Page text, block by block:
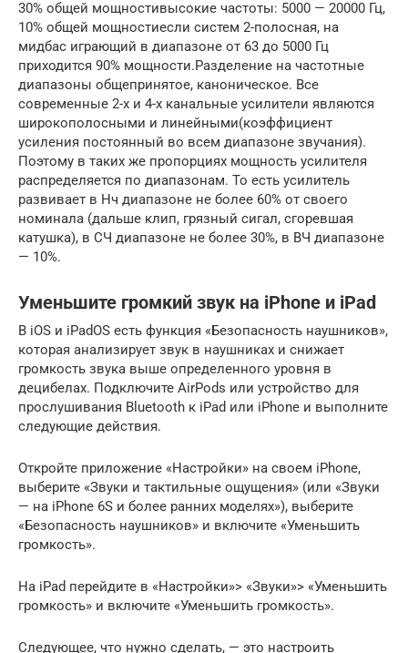
30% общей мощностивысокие частоты: 5000 — 20000 Гц,
10% общей мощностиесли систем 2-полосная, на
мидбас играющий в диапазоне от 63 до 5000 Гц
приходится 90% мощности.Разделение на частотные
диапазоны общепринятое, каноническое. Все
современные 2-х и 4-х канальные усилители являются
широкополосными и линейными(коэффициент
усиления постоянный во всем диапазоне звучания).
Поэтому в таких же пропорциях мощность усилителя
распределяется по диапазонам. То есть усилитель
развивает в Нч диапазоне не более 60% от своего
номинала (дальше клип, грязный сигал, сгоревшая
катушка), в СЧ диапазоне не более 30%, в ВЧ диапазоне
— 10%.
Уменьшите громкий звук на iPhone и iPad
В iOS и iPadOS есть функция «Безопасность наушников»,
которая анализирует звук в наушниках и снижает
громкость звука выше определенного уровня в
децибелах. Подключите AirPods или устройство для
прослушивания Bluetooth к iPad или iPhone и выполните
следующие действия.
Откройте приложение «Настройки» на своем iPhone,
выберите «Звуки и тактильные ощущения» (или «Звуки
— на iPhone 6S и более ранних моделях»), выберите
«Безопасность наушников» и включите «Уменьшить
громкость».
На iPad перейдите в «Настройки»> «Звуки»> «Уменьшить
громкость» и включите «Уменьшить громкость».
Следующее, что нужно сделать, — это настроить